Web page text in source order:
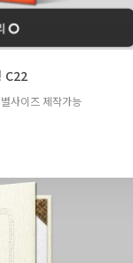
C22
사이즈 제작가능